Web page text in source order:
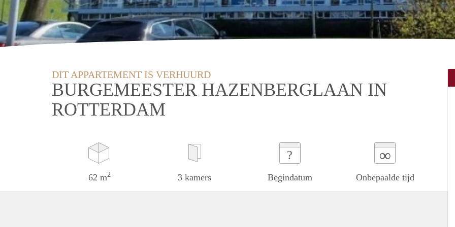
DIT APPARTEMENT IS VERHUURD
BURGEMEESTER HAZENBERGLAAN IN
ROTTERDAM
62 m2 3 kamers
?
Begindatum
∞
Onbepaalde tijd